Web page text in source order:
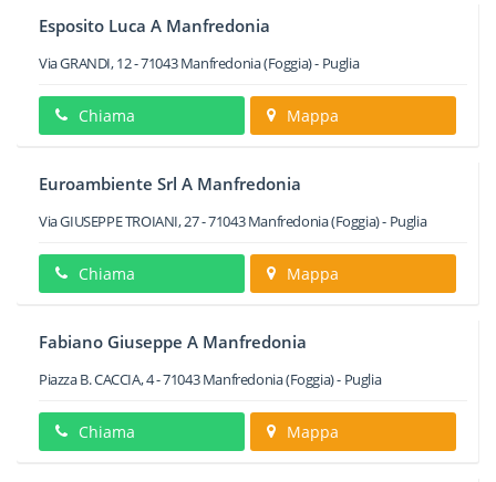
Esposito Luca A Manfredonia
Via GRANDI, 12-71043 Manfredonia(Foggia) - Puglia
Chiama Mappa
Euroambiente Srl A Manfredonia
Via GIUSEPPE TROIANI, 27-71043 Manfredonia(Foggia) - Puglia
Chiama Mappa
Fabiano Giuseppe A Manfredonia
Piazza B. CACCIA, 4-71043 Manfredonia(Foggia) - Puglia
Chiama Mappa